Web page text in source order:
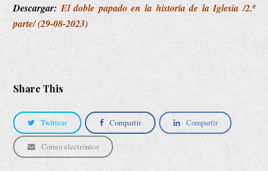
Descargar:El doble papado en la historia de la Iglesia /2.ª
parte/ (29-08-2023)
Share This
Twittear Compartir Compartir
Correo electrónico